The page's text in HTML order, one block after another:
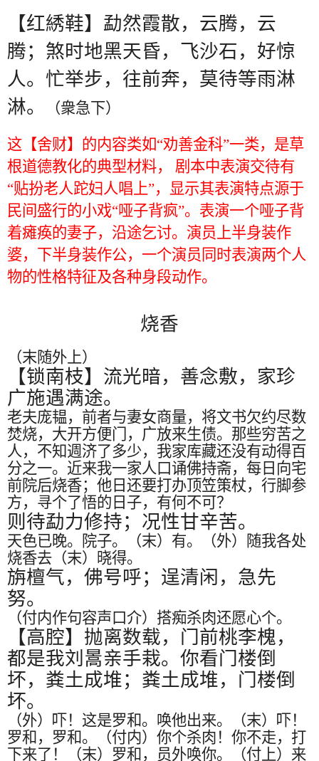
【红綉鞋】勐然霞散，云腾，云
腾；煞时地黑天昏，飞沙石，好惊
人。忙举步，往前奔，莫待等雨淋
淋。
（衆急下）
这【舍财】的内容类如“劝善金科”一类，是草
根道德教化的典型材料， 剧本中表演交待有
“贴扮老人跎妇人唱上”，显示其表演特点源于
民间盛行的小戏“哑子背疯”。表演一个哑子背
着瘫痪的妻子，沿途乞讨。演员上半身装作
婆，下半身装作公，一个演员同时表演两个人
物的性格特征及各种身段动作。
烧香
（末随外上）
【锁南枝】流光暗，善念敷，家珍
广施遇满途。
老夫庞韫，前者与妻女商量，将文书欠约尽数
焚烧，大开方便门，广放来生债。那些穷苦之
人，不知週济了多少，我家库藏还没有动得百
分之一。近来我一家人口诵佛持斋，每日向宅
前院后烧香；他日还要打办顶笠策杖，行脚参
方，寻个了悟的日子，有何不可？
则待勐力修持；况性甘辛苦。
天色已晚。院子。（末）有。（外）随我各处
烧香去（末）晓得。
旃檀气，佛号呼；逞清闲，急先
努。
（付内作句容声口介）搭痴杀肉还愿心个。
【高腔】抛离数载，门前桃李槐，
都是我刘暠亲手栽。你看门楼倒
坏，粪土成堆；粪土成堆，门楼倒
坏。
（外）吓！这是罗和。唤他出来。（末）吓！
罗和，罗和。（付内）你个杀肉！你不走，打
下来了！（末）罗和，员外唤你。（付上）来